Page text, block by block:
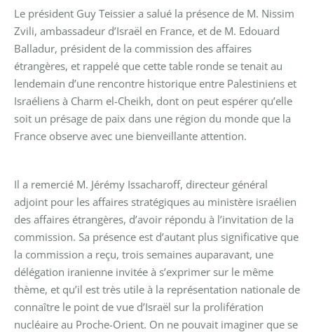
Le président Guy Teissier a salué la présence de M. Nissim
Zvili, ambassadeur d’Israël en France, et de M. Edouard
Balladur, président de la commission des affaires
étrangères, et rappelé que cette table ronde se tenait au
lendemain d’une rencontre historique entre Palestiniens et
Israéliens à Charm el-Cheikh, dont on peut espérer qu’elle
soit un présage de paix dans une région du monde que la
France observe avec une bienveillante attention.
Il a remercié M. Jérémy Issacharoff, directeur général
adjoint pour les affaires stratégiques au ministère israélien
des affaires étrangères, d’avoir répondu à l’invitation de la
commission. Sa présence est d’autant plus significative que
la commission a reçu, trois semaines auparavant, une
délégation iranienne invitée à s’exprimer sur le même
thème, et qu’il est très utile à la représentation nationale de
connaître le point de vue d’Israël sur la prolifération
nucléaire au Proche-Orient. On ne pouvait imaginer que se